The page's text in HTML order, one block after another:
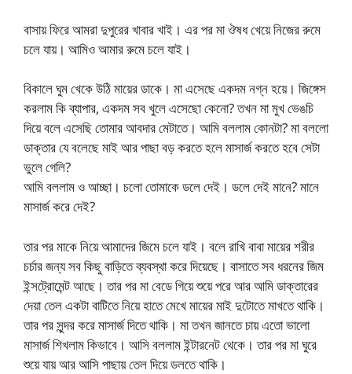
বাসায় ফিরে আমরা দুপুরের খাবার খাই। এর পর মা ঔষধ খেয়ে নিজের রুমে
চলে যায়। আমিও আমার রুমে চলে যাই।
বিকালে ঘুম খেকে উঠি মায়ের ডাকে। মা এসেছে একদম নগ্ন হয়ে। জিঙ্গেস
করলাম কি ব্যাপার, একদম সব খুলে এসেছো কেনো? তখন মা মুখ ভেঙচি
দিয়ে বলে এসেছি তোমার আবদার মেটাতে। আমি বললাম কোনটা? মা বললো
ডাক্তার যে বলেছে মাই আর পাছা বড় করতে হলে মাসার্জ করতে হবে সেটা
ভুলে গেলি?
আমি বললাম ও আচ্ছা। চলো তোমাকে ডলে দেই। ডলে দেই মানে? মানে
মাসার্জ করে দেই?
তার পর মাকে নিয়ে আমাদের জিমে চলে যাই। বলে রাখি বাবা মায়ের শরীর
চর্চার জন্য সব কিছু বাড়িতে ব্যবস্থা করে দিয়েছে। বাসাতে সব ধরনের জিম
ইন্সট্রোমেন্ট আছে। তার পর মা বেডে গিয়ে শুয়ে পরে আর আমি ডাক্তারের
দেয়া তেল একটা বাটিতে নিয়ে হাতে মেখে মায়ের মাই দুটোতে মাখতে থাকি।
তার পর সুন্দর করে মাসার্জ দিতে থাকি। মা তখন জানতে চায় এতো ভালো
মাসার্জ শিখলাম কিভাবে। আসি বললাম ইন্টারনেট থেকে। তার পর মা ঘুরে
শুয়ে যায় আর আসি পাছায় তেল দিয়ে ডলতে থাকি।